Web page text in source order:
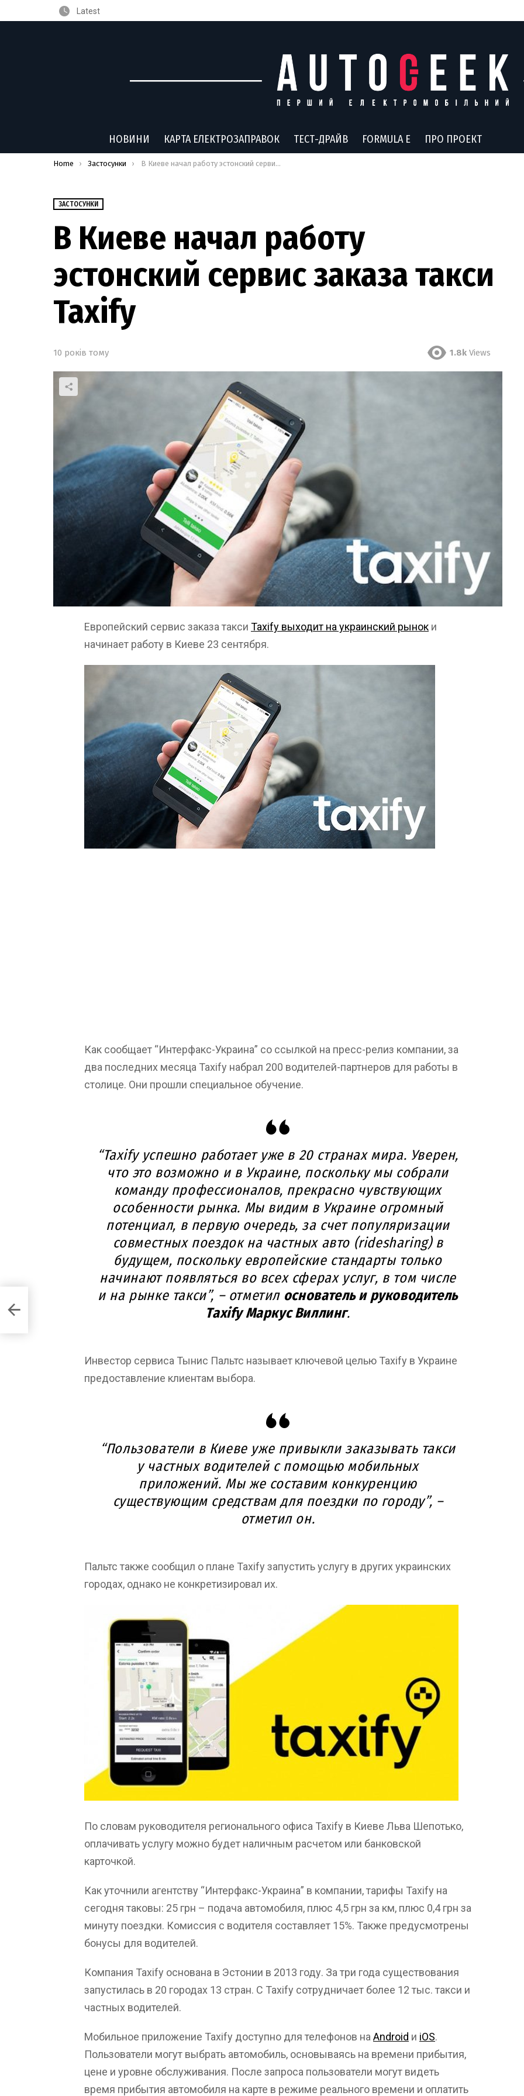
Latest
НОВИНИ КАРТА ЕЛЕКТРОЗАПРАВОК ТЕСТ-ДРАЙВ FORMULA E ПРО ПРОЕКТ
You are here:
Home Застосунки В Киеве начал работу эстонский сервис заказа такси Taxify
ЗАСТОСУНКИ
В Киеве начал работу
эстонский сервис заказа такси
Taxify
10 років тому 1.8k Views
Европейский сервис заказа такси Taxify выходит на украинский рынок и
начинает работу в Киеве 23 сентября.
Как сообщает “Интерфакс-Украина” со ссылкой на пресс-релиз компании, за
два последних месяца Taxify набрал 200 водителей-партнеров для работы в
столице. Они прошли специальное обучение.
“Taxify успешно работает уже в 20 странах мира. Уверен,
что это возможно и в Украине, поскольку мы собрали
команду профессионалов, прекрасно чувствующих
особенности рынка. Мы видим в Украине огромный
потенциал, в первую очередь, за счет популяризации
совместных поездок на частных авто (ridesharing) в
будущем, поскольку европейские стандарты только
начинают появляться во всех сферах услуг, в том числе
и на рынке такси”, – отметил основатель и руководитель
Taxify Маркус Виллинг.
Инвестор сервиса Тынис Пальтс называет ключевой целью Taxify в Украине
предоставление клиентам выбора.
“Пользователи в Киеве уже привыкли заказывать такси
у частных водителей с помощью мобильных
приложений. Мы же составим конкуренцию
существующим средствам для поездки по городу”, –
отметил он.
Пальтс также сообщил о плане Taxify запустить услугу в других украинских
городах, однако не конкретизировал их.
По словам руководителя регионального офиса Taxify в Киеве Льва Шепотько,
оплачивать услугу можно будет наличным расчетом или банковской
карточкой.
Как уточнили агентству “Интерфакс-Украина” в компании, тарифы Taxify на
сегодня таковы: 25 грн – подача автомобиля, плюс 4,5 грн за км, плюс 0,4 грн за
минуту поездки. Комиссия с водителя составляет 15%. Также предусмотрены
бонусы для водителей.
Компания Taxify основана в Эстонии в 2013 году. За три года существования
запустилась в 20 городах 13 стран. С Taxify сотрудничает более 12 тыс. такси и
частных водителей.
Мобильное приложение Taxify доступно для телефонов на Android и iOS.
Пользователи могут выбрать автомобиль, основываясь на времени прибытия,
цене и уровне обслуживания. После запроса пользователи могут видеть
время прибытия автомобиля на карте в режиме реального времени и оплатить
в